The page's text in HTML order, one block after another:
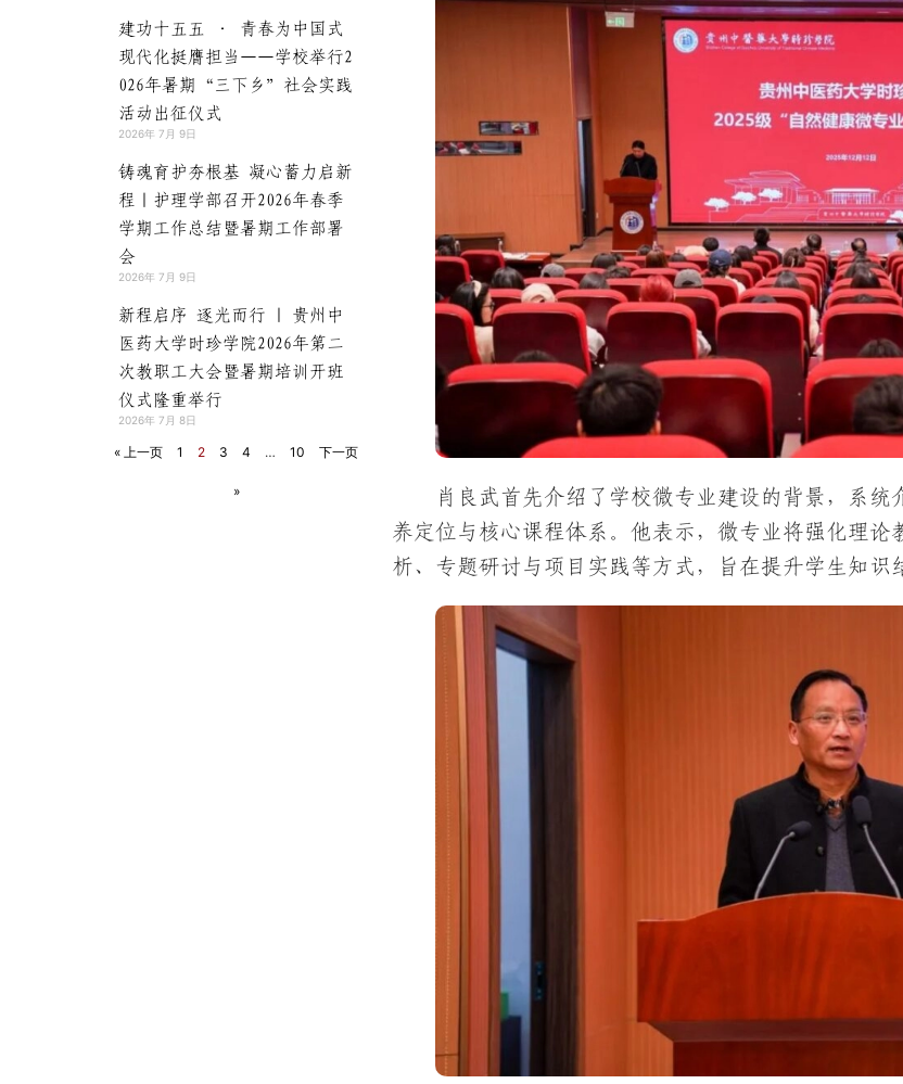
建功十五五 · 青春为中国式
现代化挺膺担当——学校举行2
026年暑期“三下乡”社会实践
活动出征仪式
2026年 7月 9日
铸魂育护夯根基 凝心蓄力启新
程｜护理学部召开2026年春季
学期工作总结暨暑期工作部署
会
2026年 7月 9日
新程启序 逐光而行 | 贵州中
医药大学时珍学院2026年第二
次教职工大会暨暑期培训开班
仪式隆重举行
2026年 7月 8日
« 上一页 1 2 3 4 … 10 下一页
»
肖良武首先介绍了学校微专业建设的背景，系
养定位与核心课程体系。他表示，微专业将强化理
析、专题研讨与项目实践等方式，旨在提升学生知识